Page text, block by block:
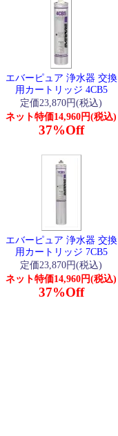
エバーピュア 浄水器 交換
用カートリッジ 4CB5
定価23,870円(税込)
ネット特価14,960円(税込)
37%Off
エバーピュア 浄水器 交換
用カートリッジ 7CB5
定価23,870円(税込)
ネット特価14,960円(税込)
37%Off